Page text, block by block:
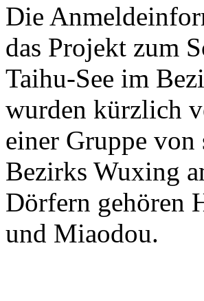
Die
das Projekt zum
Taihu-See im
wurden kürzlich
einer Gruppe von
Bezirks Wuxing
Dörfern gehören
und Miaodou.